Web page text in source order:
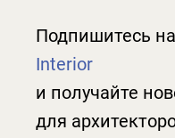
Подпишитесь
Interior
и получайте
для